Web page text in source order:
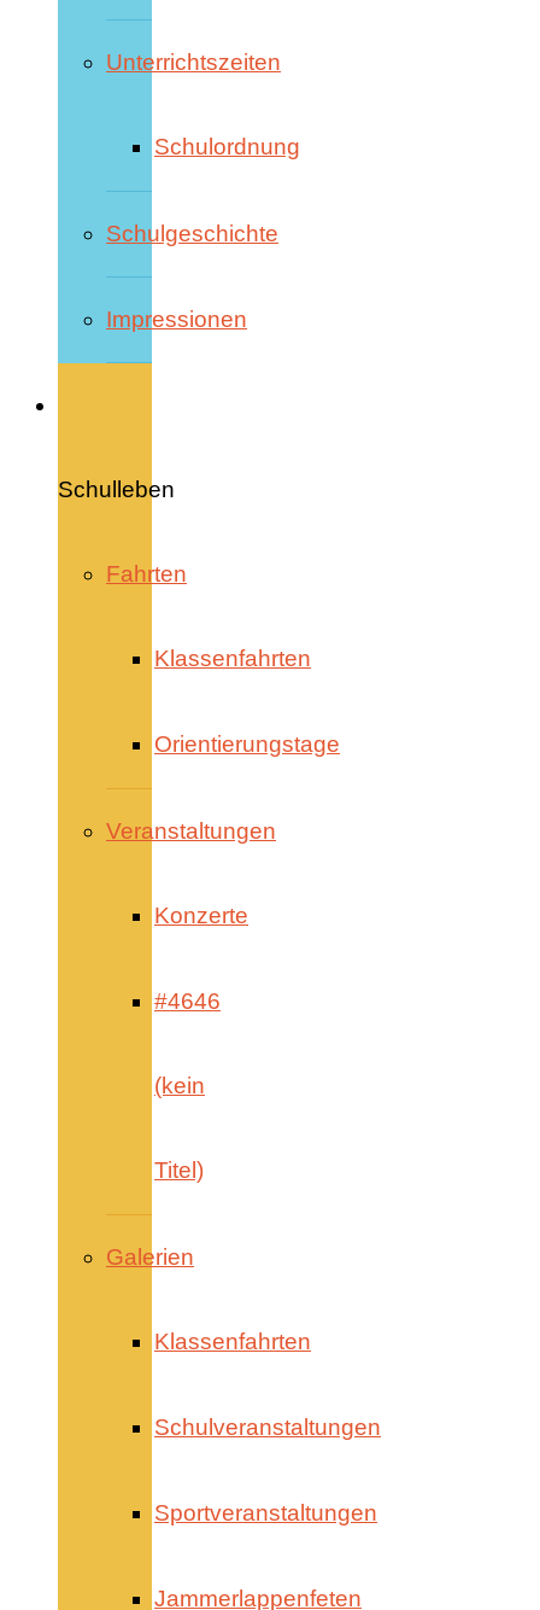
Unterrichtszeiten
Schulordnung
Schulgeschichte
Impressionen
Schulleben
Fahrten
Klassenfahrten
Orientierungstage
Veranstaltungen
Konzerte
#4646
(kein
Titel)
Galerien
Klassenfahrten
Schulveranstaltungen
Sportveranstaltungen
Jammerlappenfeten